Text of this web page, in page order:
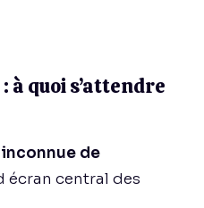
à quoi s’attendre
de
écran central des